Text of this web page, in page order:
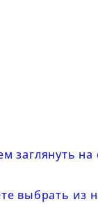
заглянуть
выбрать из